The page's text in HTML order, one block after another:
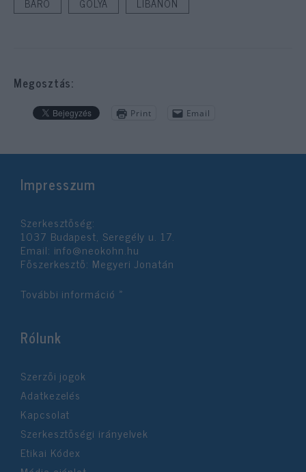
BÁRÓ GÓLYA LIBANON
Megosztás:
Print Email
Impresszum
Szerkesztőség:
1037 Budapest, Seregély u. 17.
Email: info@neokohn.hu
Főszerkesztő: Megyeri Jonatán
További információ »
Rólunk
Szerzői jogok
Adatkezelés
Kapcsolat
Szerkesztőségi irányelvek
Etikai Kódex